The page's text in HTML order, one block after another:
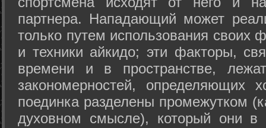
партнера. Нападающий может
только путем использования своих
и техники айкидо; эти факторы,
времени и в пространстве,
закономерностей, определяющих
поединка разделены промежутком
духовном смысле), который они в